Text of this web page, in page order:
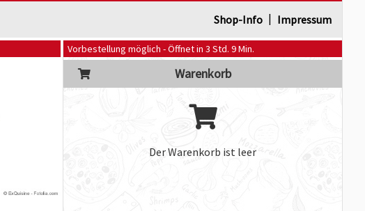
Shop-Info | Impressum
Vorbestellung möglich - Öffnet in 3 Std. 9 Min.
Warenkorb
Der Warenkorb ist leer